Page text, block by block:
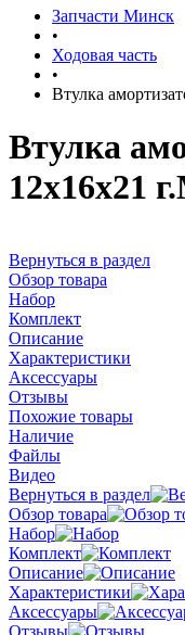
Запчасти Минск
•
Ходовая часть
•
Втулка
Втулка
12х16х21
Вернуться в раздел
Обзор товара
Набор
Комплект
Описание
Характеристики
Аксессуары
Отзывы
Похожие товары
Наличие
Файлы
Видео
Вернуться в раздел
Обзор товара
Набор
Комплект
Описание
Характеристики
Аксессуары
Отзывы